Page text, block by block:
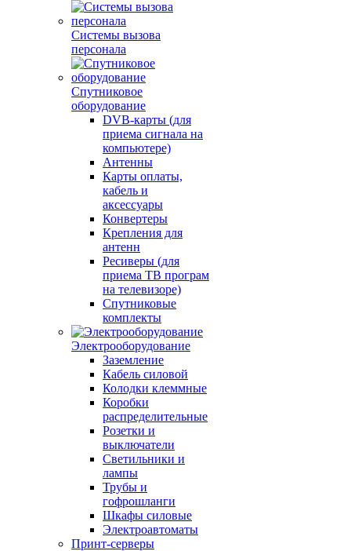
Системы вызова
персонала
Спутниковое
оборудование
DVB-карты (для
приема сигнала на
компьютере)
Антенны
Карты оплаты,
кабель и
аксессуары
Конвертеры
Крепления для
антенн
Ресиверы (для
приема ТВ програм
на телевизоре)
Спутниковые
комплекты
Электрооборудование
Заземление
Кабель силовой
Колодки клеммные
Коробки
распределительные
Розетки и
выключатели
Светильники и
лампы
Трубы и
гофрошланги
Шкафы силовые
Электроавтоматы
Принт-серверы